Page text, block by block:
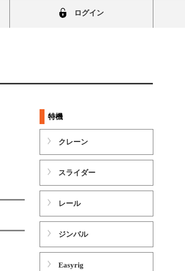
ログイン
特機
クレーン
スライダー
レール
ジンバル
Easyrig